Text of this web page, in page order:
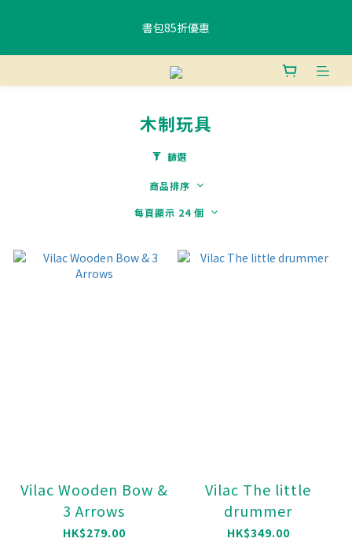
書包85折優惠
書包85折優惠
購物滿$400香港免運費 、滿$800澳門免運費
使用FPS或銀行轉賬付款滿 HK$400，即可獲贈免費午餐袋一個 (隨
書包85折優惠
木制玩具
篩選
商品排序
每頁顯示 24 個
Vilac Wooden Bow &
3 Arrows
HK$279.00
Vilac The little
drummer
HK$349.00